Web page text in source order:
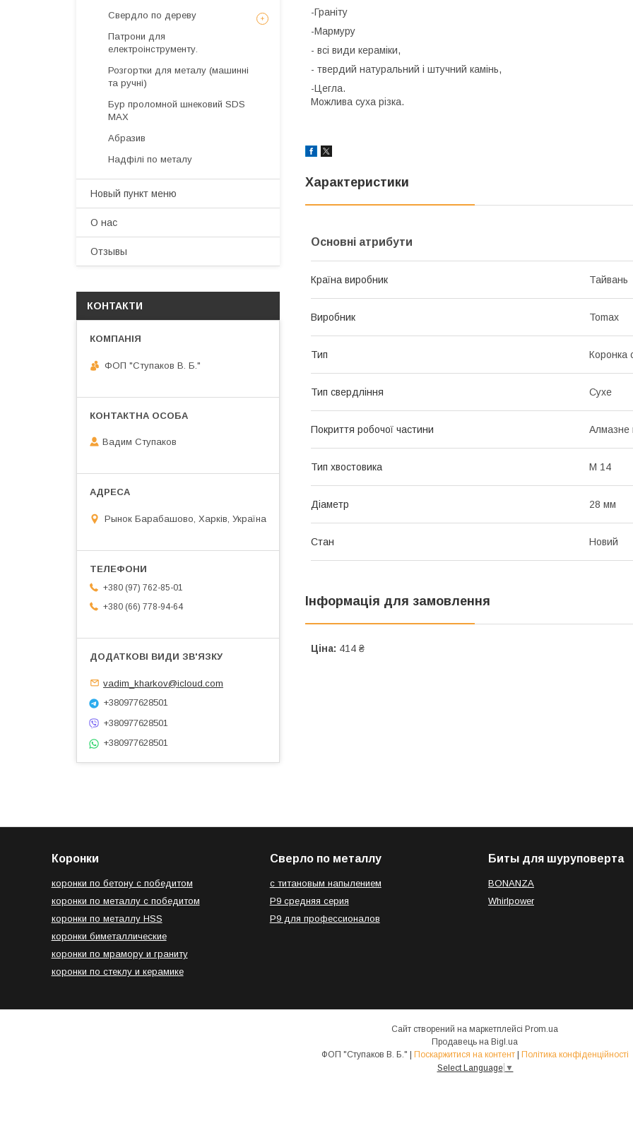
-Граніту
-Мармуру
- всі види кераміки,
- твердий натуральний і штучний камінь,
-Цегла.
Можлива суха різка.
Характеристики
Основні атрибути
Країна виробник Тайвань
Виробник Tomax
Тип Коронка
Тип свердління Сухе
Покриття робочої частини Алмазне
Тип хвостовика М 14
Діаметр 28 мм
Стан Новий
Інформація для замовлення
Ціна: 414 ₴
Свердло по дереву
Патрони для
електроінструменту.
Розгортки для металу (машинні
та ручні)
Бур проломной шнековий SDS
MAX
Абразив
Надфілі по металу
Новый пункт меню
О нас
Отзывы
КОНТАКТИ
ФОП "Ступаков В. Б."
Вадим Ступаков
Рынок Барабашово, Харків, Україна
+380 (97) 762-85-01
+380 (66) 778-94-64
vadim_kharkov@icloud.com
+380977628501
+380977628501
+380977628501
Коронки
коронки по бетону с победитом
коронки по металлу с победитом
коронки по металлу HSS
коронки биметаллические
коронки по мрамору и граниту
коронки по стеклу и керамике
Сверло по металлу
с титановым напылением
Р9 средняя серия
Р9 для профессионалов
Биты для шуруповерта
BONANZA
Whirlpower
Сайт створений на маркетплейсі Prom.ua
Продавець на Bigl.ua
Поскаржитися на контент
Політика конфіденційності
Select Language ▼